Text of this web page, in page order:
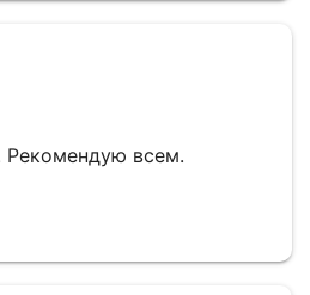
Рекомендую всем.